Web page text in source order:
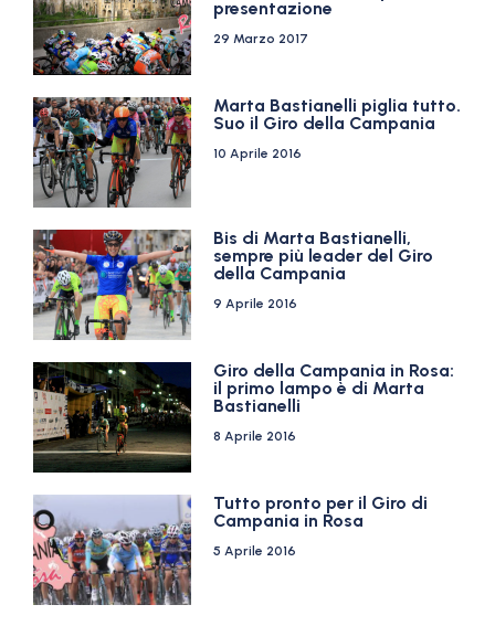
presentazione
29 Marzo 2017
Marta Bastianelli piglia tutto.
Suo il Giro della Campania
10 Aprile 2016
Bis di Marta Bastianelli,
sempre più leader del Giro
della Campania
9 Aprile 2016
Giro della Campania in Rosa:
il primo lampo è di Marta
Bastianelli
8 Aprile 2016
Tutto pronto per il Giro di
Campania in Rosa
5 Aprile 2016